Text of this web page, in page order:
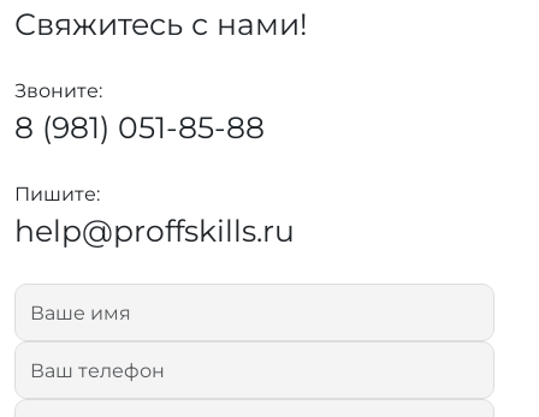
Свяжитесь с нами!
Звоните:
8 (981) 051-85-88
Пишите:
help@proffskills.ru